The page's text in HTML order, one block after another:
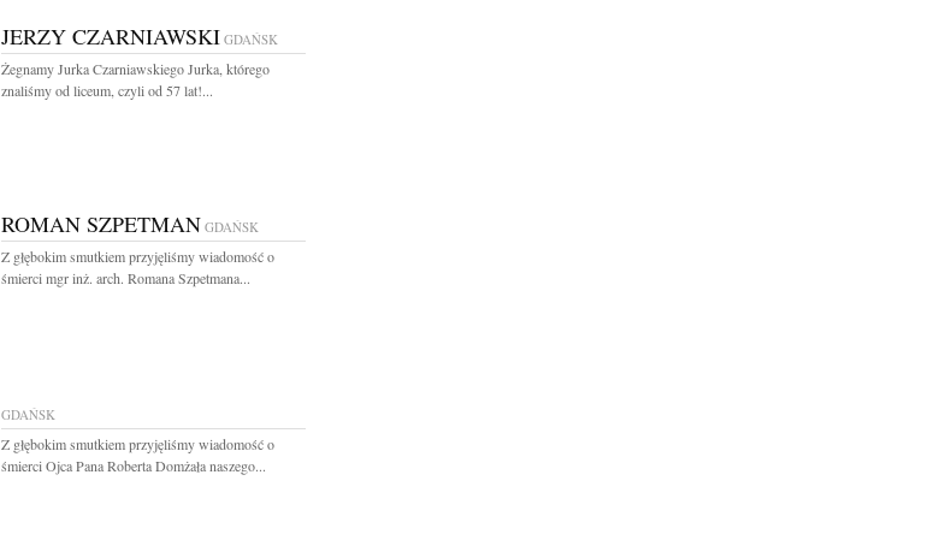
JERZY CZARNIAWSKI GDAŃSK
Żegnamy Jurka Czarniawskiego Jurka, którego
znaliśmy od liceum, czyli od 57 lat!...
ROMAN SZPETMAN GDAŃSK
Z głębokim smutkiem przyjęliśmy wiadomość o
śmierci mgr inż. arch. Romana Szpetmana...
GDAŃSK
Z głębokim smutkiem przyjęliśmy wiadomość o
śmierci Ojca Pana Roberta Domżała naszego...